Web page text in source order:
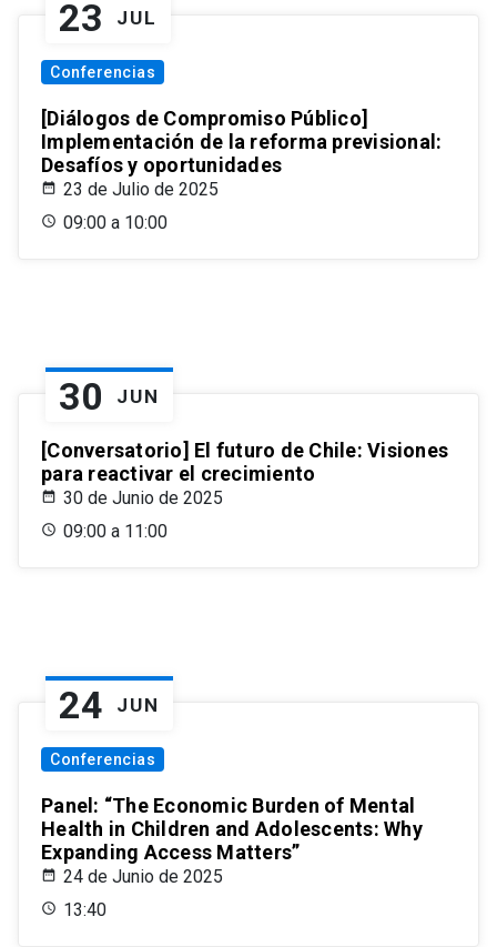
23 JUL
Conferencias
[Diálogos de Compromiso Público]
Implementación de la reforma previsional:
Desafíos y oportunidades
23 de Julio de 2025
09:00 a 10:00
30 JUN
[Conversatorio] El futuro de Chile: Visiones
para reactivar el crecimiento
30 de Junio de 2025
09:00 a 11:00
24 JUN
Conferencias
Panel: “The Economic Burden of Mental
Health in Children and Adolescents: Why
Expanding Access Matters”
24 de Junio de 2025
13:40